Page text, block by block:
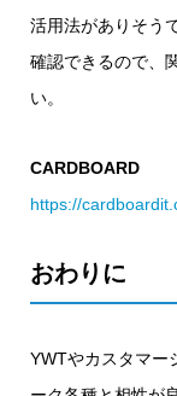
活用法がありそう
確認できるので、
い。
CARDBOARD
https://
おわりに
YWTやカスタマー